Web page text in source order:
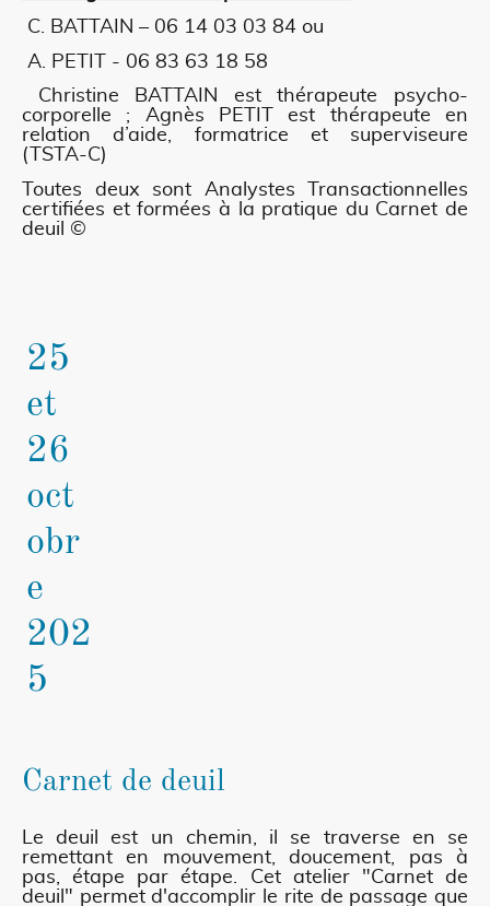
C. BATTAIN – 06 14 03 03 84 ou
A. PETIT - 06 83 63 18 58
Christine BATTAIN est thérapeute psycho-
corporelle ; Agnès PETIT est thérapeute en
relation d’aide, formatrice et superviseure
(TSTA-C)
Toutes deux sont Analystes Transactionnelles
certifiées et formées à la pratique du Carnet de
deuil ©
25
et
26
oct
obr
e
202
5
Carnet de deuil
Le deuil est un chemin, il se traverse en se
remettant en mouvement, doucement, pas à
pas, étape par étape. Cet atelier "Carnet de
deuil" permet d'accomplir le rite de passage que